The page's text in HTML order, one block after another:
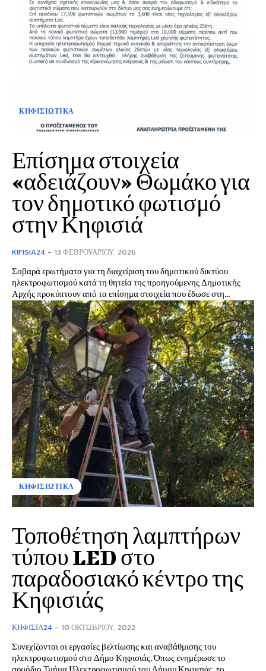
ΚΗΦΙΣΙΩΤΙΚΑ
Επίσημα στοιχεία
«αδειάζουν» Θωμάκο για
τον δημοτικό φωτισμό
στην Κηφισιά
KIFISIA24 - 13 ΦΕΒΡΟΥΑΡΊΟΥ, 2026
Σοβαρά ερωτήματα για τη διαχείριση του δημοτικού δικτύου
ηλεκτροφωτισμού κατά τη θητεία της προηγούμενης Δημοτικής
Αρχής προκύπτουν από τα επίσημα στοιχεία που έδωσε στη...
ΚΗΦΙΣΙΩΤΙΚΑ
Τοποθέτηση λαμπτήρων
τύπου LED στο
παραδοσιακό κέντρο της
Κηφισιάς
ΚΗΦΙΣΙΆ24 - 10 ΟΚΤΩΒΡΊΟΥ, 2022
Συνεχίζονται οι εργασίες βελτίωσης και αναβάθμισης του
ηλεκτροφωτισμού στο Δήμο Κηφισιάς. Όπως ενημέρωσε το